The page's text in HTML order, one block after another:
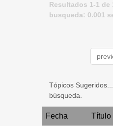
Resultados 1-1 de
busqueda: 0.001
Tópicos
búsqueda.
Fecha Título